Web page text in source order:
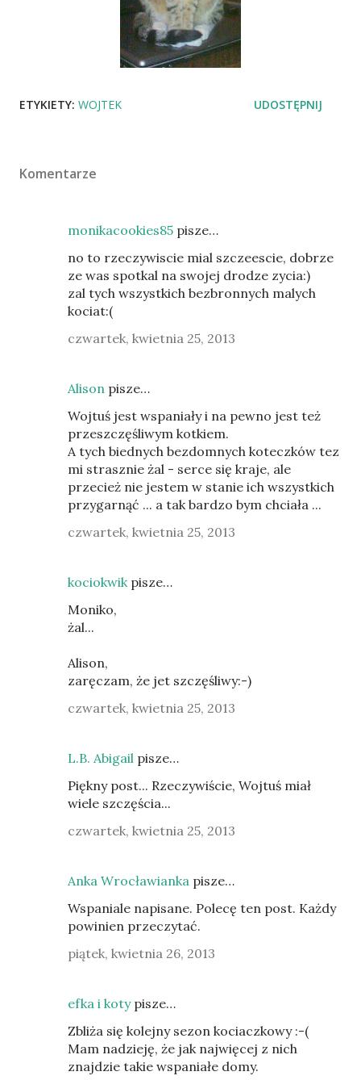
ETYKIETY: WOJTEK UDOSTĘPNIJ
Komentarze
monikacookies85 pisze…
no to rzeczywiscie mial szczeescie, dobrze
ze was spotkal na swojej drodze zycia:)
zal tych wszystkich bezbronnych malych
kociat:(
czwartek, kwietnia 25, 2013
Alison pisze…
Wojtuś jest wspaniały i na pewno jest też
przeszczęśliwym kotkiem.
A tych biednych bezdomnych koteczków tez
mi strasznie żal - serce się kraje, ale
przecież nie jestem w stanie ich wszystkich
przygarnąć ... a tak bardzo bym chciała ...
czwartek, kwietnia 25, 2013
kociokwik pisze…
Moniko,
żal...
Alison,
zaręczam, że jet szczęśliwy:-)
czwartek, kwietnia 25, 2013
L.B. Abigail pisze…
Piękny post... Rzeczywiście, Wojtuś miał
wiele szczęścia...
czwartek, kwietnia 25, 2013
Anka Wrocławianka pisze…
Wspaniale napisane. Polecę ten post. Każdy
powinien przeczytać.
piątek, kwietnia 26, 2013
efka i kotypisze…
Zbliża się kolejny sezon kociaczkowy :-(
Mam nadzieję, że jak najwięcej z nich
znajdzie takie wspaniałe domy.